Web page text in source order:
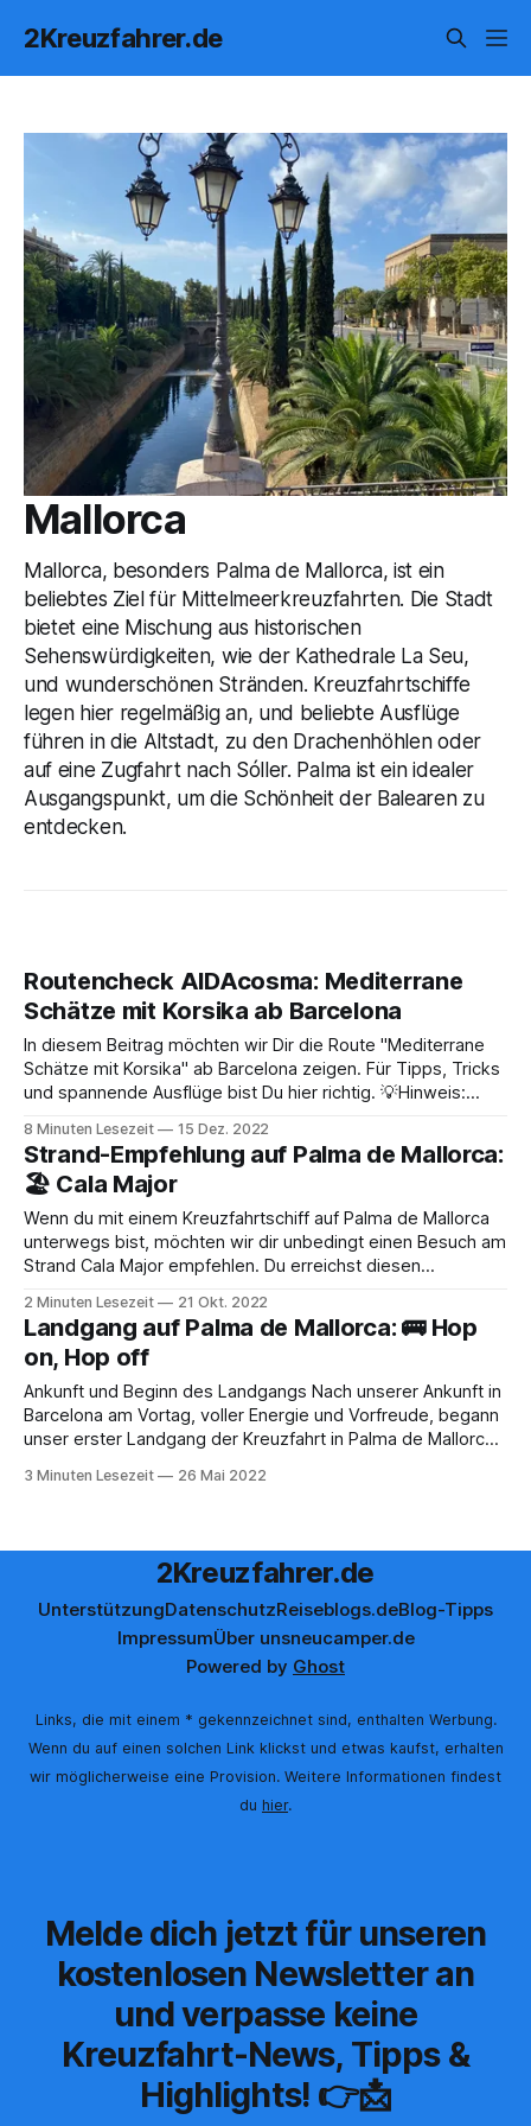
2Kreuzfahrer.de
Mallorca
Mallorca, besonders Palma de Mallorca, ist ein
beliebtes Ziel für Mittelmeerkreuzfahrten. Die Stadt
bietet eine Mischung aus historischen
Sehenswürdigkeiten, wie der Kathedrale La Seu,
und wunderschönen Stränden. Kreuzfahrtschiffe
legen hier regelmäßig an, und beliebte Ausflüge
führen in die Altstadt, zu den Drachenhöhlen oder
auf eine Zugfahrt nach Sóller. Palma ist ein idealer
Ausgangspunkt, um die Schönheit der Balearen zu
entdecken.
Routencheck AIDAcosma: Mediterrane
Schätze mit Korsika ab Barcelona
In diesem Beitrag möchten wir Dir die Route "Mediterrane
Schätze mit Korsika" ab Barcelona zeigen. Für Tipps, Tricks
und spannende Ausflüge bist Du hier richtig. 💡Hinweis:
Beiträge in unserem Blog, wie bsp. einzelne
Restaurantbewertungen. Diese Beitrag entstehen mit der
Zeit
8 Minuten Lesezeit 15 Dez. 2022
Strand-Empfehlung auf Palma de Mallorca:
🏖️ Cala Major
Wenn du mit einem Kreuzfahrtschiff auf Palma de Mallorca
unterwegs bist, möchten wir dir unbedingt einen Besuch am
Strand Cala Major empfehlen. Du erreichst diesen
Verkehrsmitteln, was die Anreise stressfrei und bequem
macht. Cala Major ist ein beliebter Strand, der sich in einer
2 Minuten Lesezeit 21 Okt. 2022
Landgang auf Palma de Mallorca: 🚌 Hop
on, Hop off
Ankunft und Beginn des Landgangs Nach unserer Ankunft in
Barcelona am Vortag, voller Energie und Vorfreude, begann
unser erster Landgang der Kreuzfahrt in Palma de Mallorca.
Aufregung und die sonnige Wärme der Baleareninsel. Unser
3 Minuten Lesezeit 26 Mai 2022
2Kreuzfahrer.de
UnterstützungDatenschutzReiseblogs.deBlog-Tipps
ImpressumÜber unsneucamper.de
Powered by Ghost
Links, die mit einem * gekennzeichnet sind, enthalten Werbung.
Wenn du auf einen solchen Link klickst und etwas kaufst, erhalten
wir möglicherweise eine Provision. Weitere Informationen findest
du hier.
Melde dich jetzt für unseren
kostenlosen Newsletter an
und verpasse keine
Kreuzfahrt-News, Tipps &
Highlights! 👉📩